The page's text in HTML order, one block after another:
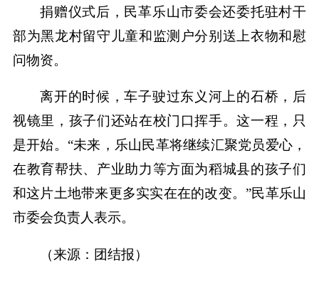
捐赠仪式后，民革乐山市委会还委托驻村干
部为黑龙村留守儿童和监测户分别送上衣物和慰
问物资。
离开的时候，车子驶过东义河上的石桥，后
视镜里，孩子们还站在校门口挥手。这一程，只
是开始。“未来，乐山民革将继续汇聚党员爱心，
在教育帮扶、产业助力等方面为稻城县的孩子们
和这片土地带来更多实实在在的改变。”民革乐山
市委会负责人表示。
（来源：团结报）